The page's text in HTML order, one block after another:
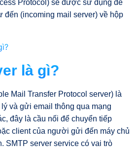
Protocol) sẽ được sử dụng để
đến (incoming mail server) về hộp
là gì?
Mail Transfer Protocol server) là
và gửi email thông qua mạng
đây là cầu nối để chuyển tiếp
client của người gửi đến máy chủ
SMTP server service có vai trò